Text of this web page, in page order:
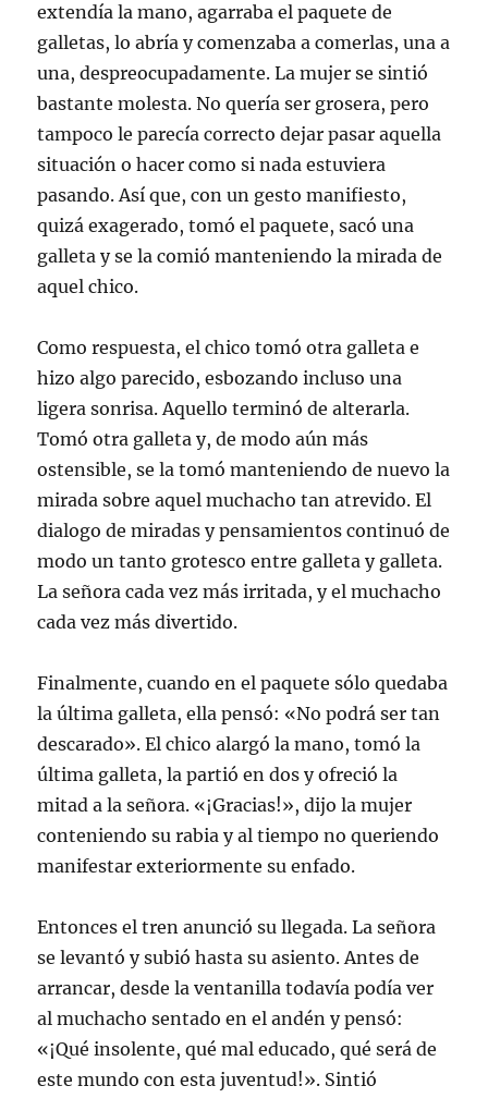
extendía la mano, agarraba el paquete de
galletas, lo abría y comenzaba a comerlas, una a
una, despreocupadamente. La mujer se sintió
bastante molesta. No quería ser grosera, pero
tampoco le parecía correcto dejar pasar aquella
situación o hacer como si nada estuviera
pasando. Así que, con un gesto manifiesto,
quizá exagerado, tomó el paquete, sacó una
galleta y se la comió manteniendo la mirada de
aquel chico.
Como respuesta, el chico tomó otra galleta e
hizo algo parecido, esbozando incluso una
ligera sonrisa. Aquello terminó de alterarla.
Tomó otra galleta y, de modo aún más
ostensible, se la tomó manteniendo de nuevo la
mirada sobre aquel muchacho tan atrevido. El
dialogo de miradas y pensamientos continuó de
modo un tanto grotesco entre galleta y galleta.
La señora cada vez más irritada, y el muchacho
cada vez más divertido.
Finalmente, cuando en el paquete sólo quedaba
la última galleta, ella pensó: «No podrá ser tan
descarado». El chico alargó la mano, tomó la
última galleta, la partió en dos y ofreció la
mitad a la señora. «¡Gracias!», dijo la mujer
conteniendo su rabia y al tiempo no queriendo
manifestar exteriormente su enfado.
Entonces el tren anunció su llegada. La señora
se levantó y subió hasta su asiento. Antes de
arrancar, desde la ventanilla todavía podía ver
al muchacho sentado en el andén y pensó:
«¡Qué insolente, qué mal educado, qué será de
este mundo con esta juventud!». Sintió